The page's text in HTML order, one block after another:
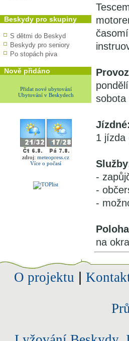
Beskydy pro skupiny
S dětmi do Beskyd
Beskydy pro seniory
Po stopách piva
Nově přidáno
Přidat nové ubytování
Ubytování v Beskydech
zdroj: meteopress.cz
Více o počasí
sobota
Jízdné:
1 jízda
-
-
-
na
O projektu